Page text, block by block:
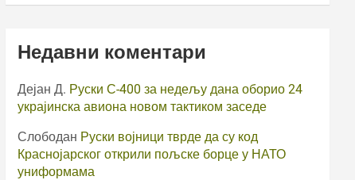
Недавни коментари
Дејан Д. Руски С-400 за недељу дана оборио 24
украјинска авиона новом тактиком заседе
Слободан Руски војници тврде да су код
Краснојарског открили пољске борце у НАТО
униформама